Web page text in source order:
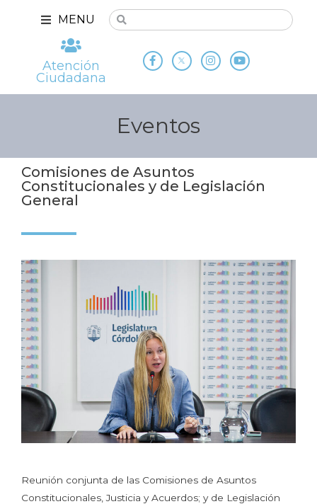
MENU
Atención
Ciudadana
Eventos
Comisiones de Asuntos
Constitucionales y de Legislación
General
Reunión conjunta de las Comisiones de Asuntos
Constitucionales, Justicia y Acuerdos; y de Legislación